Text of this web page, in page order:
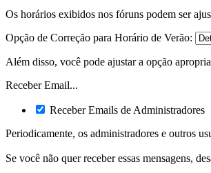
Os horários exibidos nos fóruns podem ser
Opção de Correção para Horário de Verão:
Além disso, você pode ajustar a opção
Receber Email...
Receber Emails de Administradores
Periodicamente, os administradores e outros
Se você não quer receber essas mensagens,